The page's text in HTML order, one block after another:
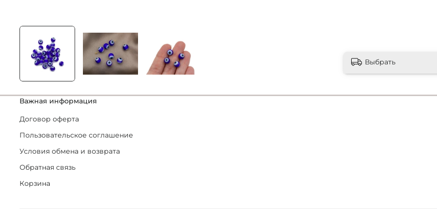
Выбрать
Важная информация
Договор оферта
Пользовательское соглашение
Условия обмена и возврата
Обратная связь
Корзина